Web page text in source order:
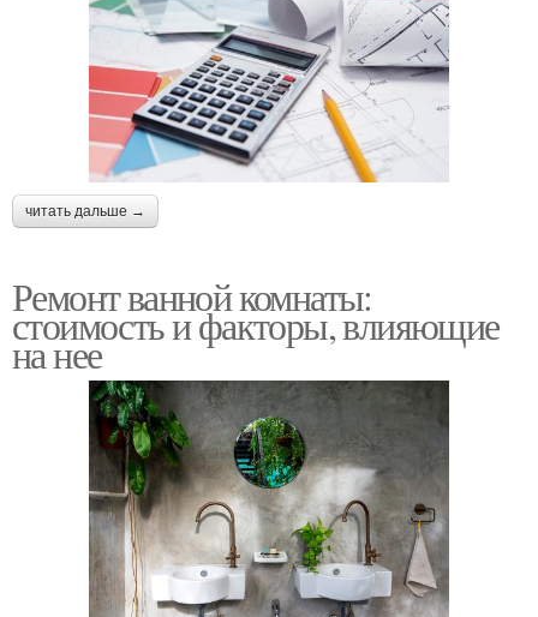
читать дальше →
Ремонт ванной комнаты:
стоимость и факторы, влияющие
на нее